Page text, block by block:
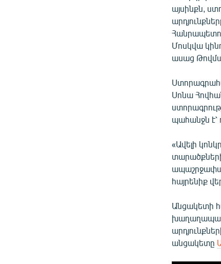
այսինքն,
Մոսկվա
ասաց
Սոնա
պահանջն է՝
«Ավելի
հայրենիք
Անցակետի
անցակետը